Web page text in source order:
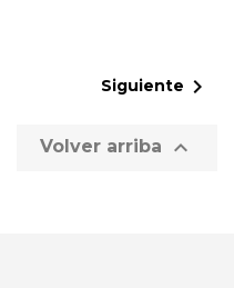
Siguiente 
Volver arriba 